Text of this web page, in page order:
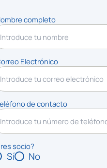
completo
Electrónico
de contacto
socio?
Sí No